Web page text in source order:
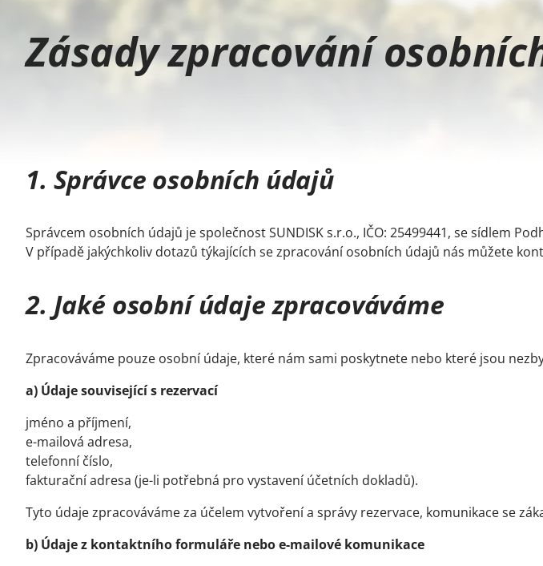
Zásady zpracování
1. Správce osobních údajů
Správcem osobních údajů je společnost SUNDISK s.r.o., IČO: 25499441, se sídlem
V případě jakýchkoliv dotazů týkajících se zpracování osobních údajů nás můžete
2. Jaké osobní údaje zpracováváme
Zpracováváme pouze osobní údaje, které nám sami poskytnete nebo které jsou
a) Údaje související s rezervací
jméno a příjmení,
e-mailová adresa,
telefonní číslo,
fakturační adresa (je-li potřebná pro vystavení účetních dokladů).
Tyto údaje zpracováváme za účelem vytvoření a správy rezervace, komunikace se
b) Údaje z kontaktního formuláře nebo e-mailové komunikace